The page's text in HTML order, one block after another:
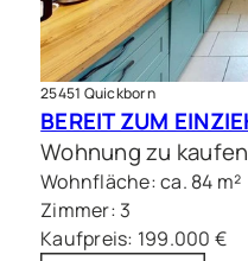
25451 Quickborn
Wohnung zu kaufen
Wohnfläche: ca. 84 m²
Zimmer: 3
Kaufpreis: 199.000 €